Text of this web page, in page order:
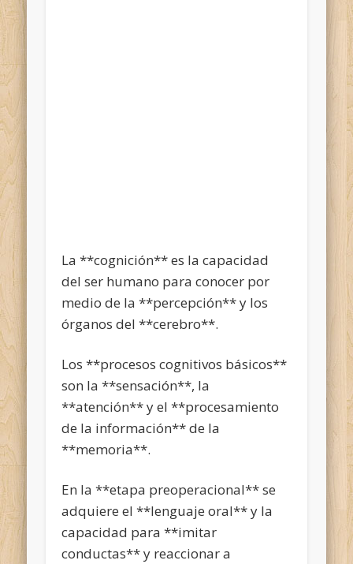
La **cognición** es la capacidad
del ser humano para conocer por
medio de la **percepción** y los
órganos del **cerebro**.
Los **procesos cognitivos básicos**
son la **sensación**, la
**atención** y el **procesamiento
de la información** de la
**memoria**.
En la **etapa preoperacional** se
adquiere el **lenguaje oral** y la
capacidad para **imitar
conductas** y reaccionar a